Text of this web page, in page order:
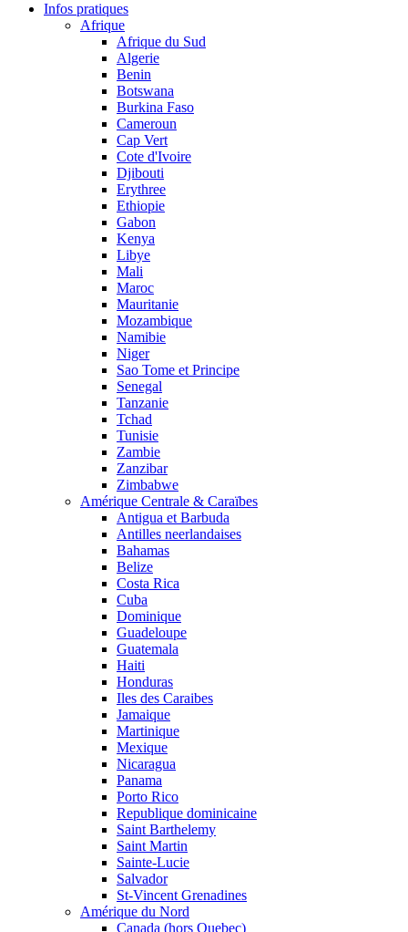
Infos pratiques
Afrique
Afrique du Sud
Algerie
Benin
Botswana
Burkina Faso
Cameroun
Cap Vert
Cote d'Ivoire
Djibouti
Erythree
Ethiopie
Gabon
Kenya
Libye
Mali
Maroc
Mauritanie
Mozambique
Namibie
Niger
Sao Tome et Principe
Senegal
Tanzanie
Tchad
Tunisie
Zambie
Zanzibar
Zimbabwe
Amérique Centrale & Caraïbes
Antigua et Barbuda
Antilles neerlandaises
Bahamas
Belize
Costa Rica
Cuba
Dominique
Guadeloupe
Guatemala
Haiti
Honduras
Iles des Caraibes
Jamaique
Martinique
Mexique
Nicaragua
Panama
Porto Rico
Republique dominicaine
Saint Barthelemy
Saint Martin
Sainte-Lucie
Salvador
St-Vincent Grenadines
Amérique du Nord
Canada (hors Quebec)